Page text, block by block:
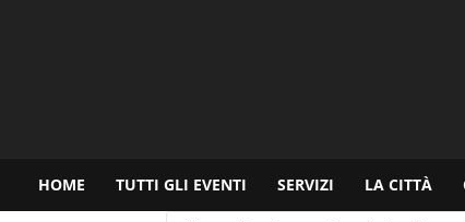
HOME TUTTI GLI EVENTI SERVIZI LA CITTÀ